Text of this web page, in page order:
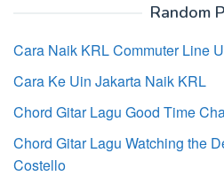
Random
Cara Naik KRL Commuter Line
Cara Ke Uin Jakarta Naik KRL
Chord Gitar Lagu Good Time
Chord Gitar Lagu Watching the
Costello